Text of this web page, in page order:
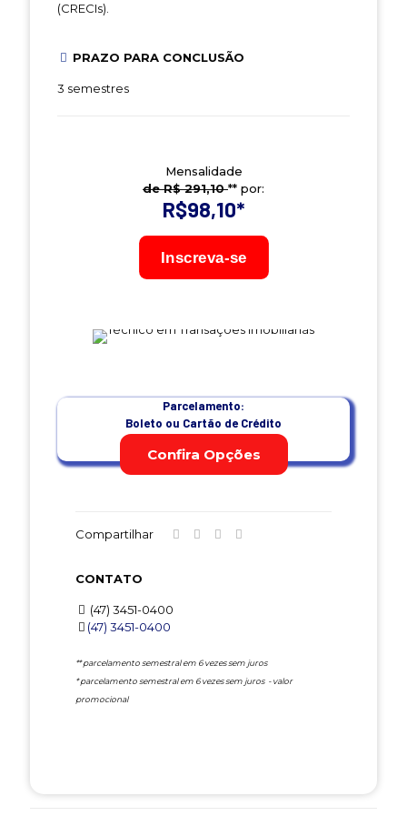
(CRECIs).
PRAZO PARA CONCLUSÃO
3 semestres
Mensalidade
de R$ 291,10** por:
R$98,10*
Inscreva-se
Parcelamento:
Boleto ou Cartão de Crédito
Confira Opções
Compartilhar
CONTATO
(47) 3451-0400
(47) 3451-0400
** parcelamento semestral em 6 vezes sem juros
* parcelamento semestral em 6 vezes sem juros - valor
promocional